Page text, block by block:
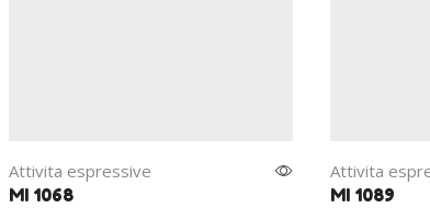
Attivita espressive
MI 1068
Attivita
MI 1089